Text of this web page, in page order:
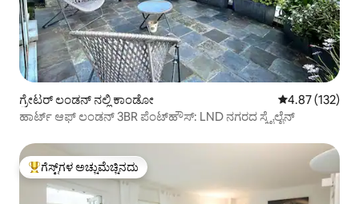
ಗ್ರೇಟರ್ ಲಂಡನ್ ನಲ್ಲಿ ಕಾಂಡೋ 5 ರಲ್ಲಿ 4.87
4.87 (132)
ಹಾರ್ಟ್ ಆಫ್ ಲಂಡನ್ 3BR ಪೆಂಟ್‌ಹೌಸ್: LND ನಗರದ ಸ್ಕೈಲೈನ್
ಗೆಸ್ಟ್‌ಗಳಿಗೆ ಅತಿ ಹೆಚ್ಚು ಅಚ್ಚುಮೆಚ್ಚಿನದು
ಗೆಸ್ಟ್‌ಗಳ ಅಚ್ಚುಮೆಚ್ಚಿನದು